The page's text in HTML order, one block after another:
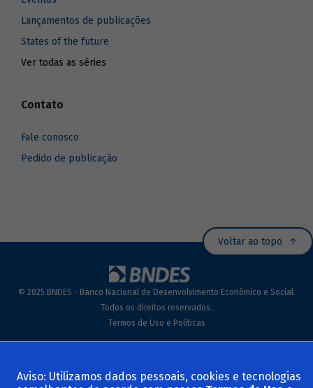
Lançamentos de publicações
States of the future
Ver todas as séries
Contato
Fale conosco
Pedido de publicação
Voltar ao topo
© 2025 BNDES - Banco Nacional de Desenvolvimento Econômico e Social.
Todos os direitos reservados.
Termos de Uso e Políticas
Aviso: Utilizamos dados pessoais, cookies e tecnologias